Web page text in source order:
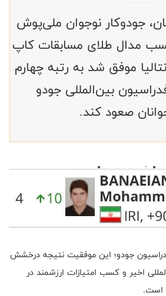
جودوکار نوجوان ملی‌پوش
مدال طلای مسابقات کاپ
در آنتالیا موفق شد به رتبه چهارم
بین‌المللی جودو
جودو؛ این موفقیت نتیجه درخشش
اخیر و کسب امتیازات ارزشمند در
است.